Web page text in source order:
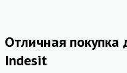
Отличная
Indesit